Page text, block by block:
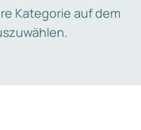
Kategorie auf dem